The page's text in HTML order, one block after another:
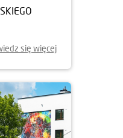
się więcej